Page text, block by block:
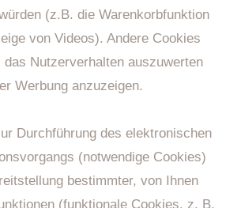
(z.B. die Warenkorbfunktion
von Videos). Andere Cookies
das Nutzerverhalten auszuwerten
Werbung anzuzeigen.
Durchführung des elektronischen
(notwendige Cookies)
bestimmter, von Ihnen
(funktionale Cookies, z. B.